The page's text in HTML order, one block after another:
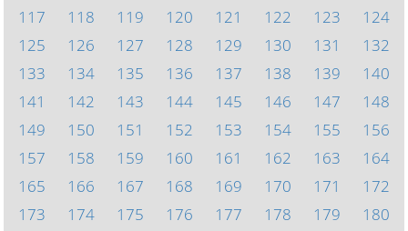
117
118 119 120 121 122 123
124
125
126 127 128 129 130 131
132
133
134 135 136 137 138 139
140
141
142 143 144 145 146 147
148
149
150 151 152 153 154 155
156
157
158 159 160 161 162 163
164
165
166 167 168 169 170 171
172
173
174 175 176 177 178 179
180